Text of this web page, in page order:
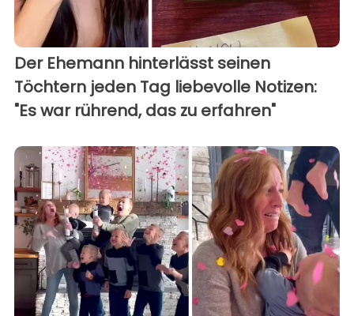
Der Ehemann hinterlässt seinen
Töchtern jeden Tag liebevolle Notizen:
"Es war rührend, das zu erfahren"